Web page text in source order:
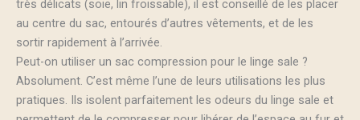
très délicats (soie, lin froissable), il est conseillé de les placer
au centre du sac, entourés d’autres vêtements, et de les
sortir rapidement à l’arrivée.
Peut-on utiliser un sac compression pour le linge sale ?
Absolument. C’est même l’une de leurs utilisations les plus
pratiques. Ils isolent parfaitement les odeurs du linge sale et